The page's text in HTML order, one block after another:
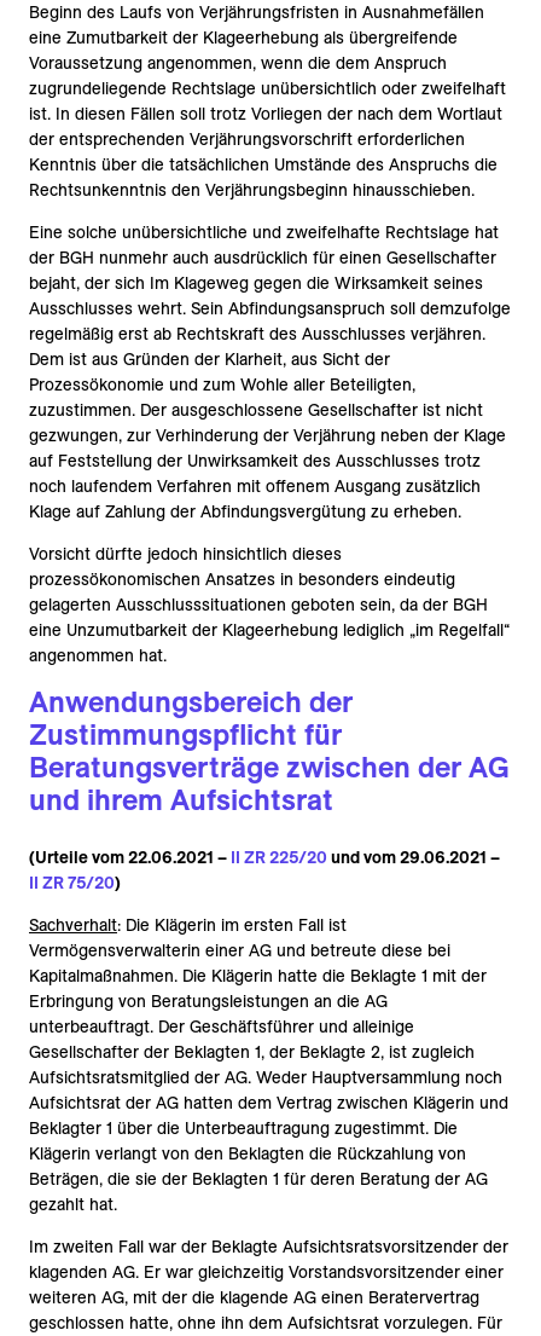
Beginn des Laufs von Verjährungsfristen in Ausnahmefällen
eine Zumutbarkeit der Klageerhebung als übergreifende
Voraussetzung angenommen, wenn die dem Anspruch
zugrundeliegende Rechtslage unübersichtlich oder zweifelhaft
ist. In diesen Fällen soll trotz Vorliegen der nach dem Wortlaut
der entsprechenden Verjährungsvorschrift erforderlichen
Kenntnis über die tatsächlichen Umstände des Anspruchs die
Rechtsunkenntnis den Verjährungsbeginn hinausschieben.
Eine solche unübersichtliche und zweifelhafte Rechtslage hat
der BGH nunmehr auch ausdrücklich für einen Gesellschafter
bejaht, der sich Im Klageweg gegen die Wirksamkeit seines
Ausschlusses wehrt. Sein Abfindungsanspruch soll demzufolge
regelmäßig erst ab Rechtskraft des Ausschlusses verjähren.
Dem ist aus Gründen der Klarheit, aus Sicht der
Prozessökonomie und zum Wohle aller Beteiligten,
zuzustimmen. Der ausgeschlossene Gesellschafter ist nicht
gezwungen, zur Verhinderung der Verjährung neben der Klage
auf Feststellung der Unwirksamkeit des Ausschlusses trotz
noch laufendem Verfahren mit offenem Ausgang zusätzlich
Klage auf Zahlung der Abfindungsvergütung zu erheben.
Vorsicht dürfte jedoch hinsichtlich dieses
prozessökonomischen Ansatzes in besonders eindeutig
gelagerten Ausschlusssituationen geboten sein, da der BGH
eine Unzumutbarkeit der Klageerhebung lediglich „im Regelfall“
angenommen hat.
Anwendungsbereich der
Zustimmungspflicht für
Beratungsverträge zwischen der AG
und ihrem Aufsichtsrat
(Urteile vom 22.06.2021 – II ZR 225/20 und vom 29.06.2021 –
II ZR 75/20)
Sachverhalt: Die Klägerin im ersten Fall ist
Vermögensverwalterin einer AG und betreute diese bei
Kapitalmaßnahmen. Die Klägerin hatte die Beklagte 1 mit der
Erbringung von Beratungsleistungen an die AG
unterbeauftragt. Der Geschäftsführer und alleinige
Gesellschafter der Beklagten 1, der Beklagte 2, ist zugleich
Aufsichtsratsmitglied der AG. Weder Hauptversammlung noch
Aufsichtsrat der AG hatten dem Vertrag zwischen Klägerin und
Beklagter 1 über die Unterbeauftragung zugestimmt. Die
Klägerin verlangt von den Beklagten die Rückzahlung von
Beträgen, die sie der Beklagten 1 für deren Beratung der AG
gezahlt hat.
Im zweiten Fall war der Beklagte Aufsichtsratsvorsitzender der
klagenden AG. Er war gleichzeitig Vorstandsvorsitzender einer
weiteren AG, mit der die klagende AG einen Beratervertrag
geschlossen hatte, ohne ihn dem Aufsichtsrat vorzulegen. Für